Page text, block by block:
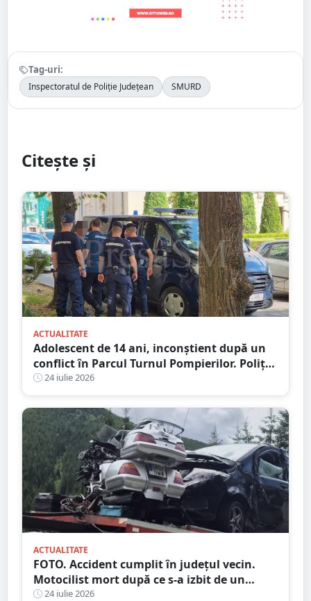
Tag-uri:
Inspectoratul de Poliție Județean SMURD
Citește și
ACTUALITATE
Adolescent de 14 ani, inconștient după un
conflict în Parcul Turnul Pompierilor. Poliția
a deschis dosar penal
24 iulie 2026
ACTUALITATE
FOTO. Accident cumplit în județul vecin.
Motocilist mort după ce s-a izbit de un
copac și un microbuz
24 iulie 2026